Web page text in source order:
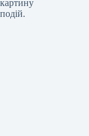
картину
подій.